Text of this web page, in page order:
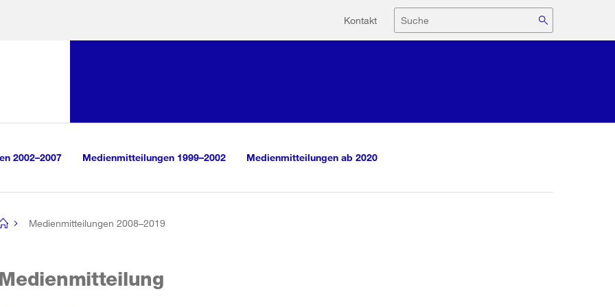
Hilfsnavigation
Kontakt Suche
2002–2007 Medienmitteilungen 1999–2002 Medienmitteilungen ab 2020
Medienmitteilungen 2008–2019